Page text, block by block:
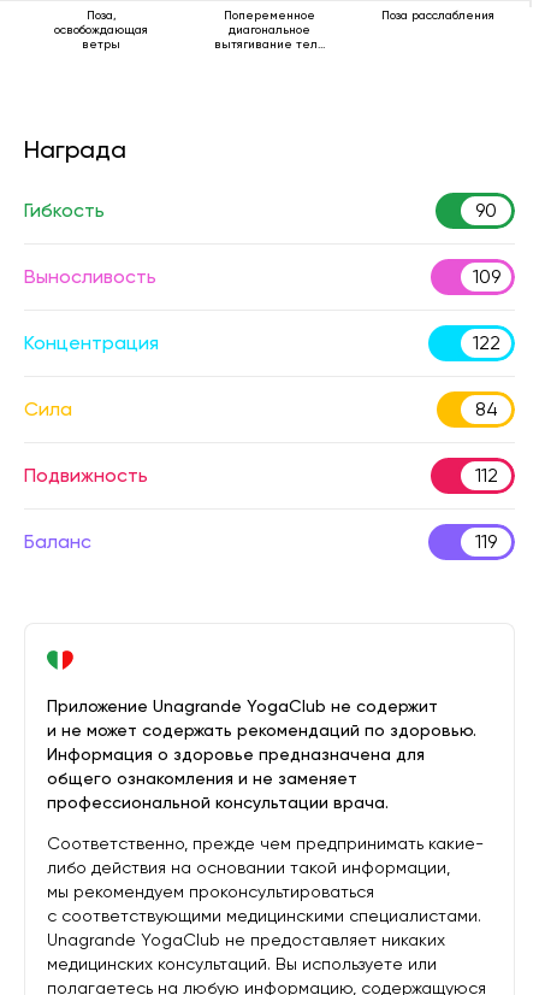
Поза,
освобождающая
ветры
Попеременное
диагональное
вытягивание тела
Поза расслабления
Награда
Гибкость 90
Выносливость 109
Концентрация 122
Сила 84
Подвижность 112
Баланс 119
Приложение Unagrande YogaClub не содержит
и не может содержать рекомендаций по здоровью.
Информация о здоровье предназначена для
общего ознакомления и не заменяет
профессиональной консультации врача.
Соответственно, прежде чем предпринимать какие-
либо действия на основании такой информации,
мы рекомендуем проконсультироваться
с соответствующими медицинскими специалистами.
Unagrande YogaClub не предоставляет никаких
медицинских консультаций. Вы используете или
полагаетесь на любую информацию, содержащуюся